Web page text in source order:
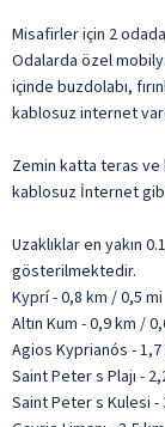
Misafirler için 2
Odalarda özel
içinde buzdolabı,
kablosuz internet
Zemin katta teras ve
kablosuz İnternet
Uzaklıklar en yakın
gösterilmektedir.
Kyprí - 0,8 km / 0,5 mi
Altın Kum - 0,9 km /
Agios Kyprianós -
Saint Peter s Plajı -
Saint Peter s Kulesi -